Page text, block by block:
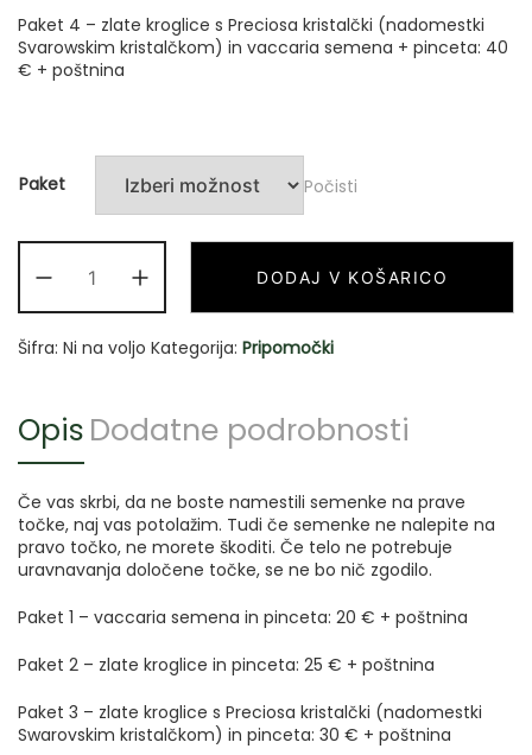
Paket 4 – zlate kroglice s Preciosa kristalčki (nadomestki
Svarowskim kristalčkom) in vaccaria semena + pinceta: 40
€ + poštnina
Paket Počisti
AurikuloBALANS
paket
men
DODAJ V KOŠARICO
Šifra: Ni na voljo Kategorija: Pripomočki
Opis Dodatne podrobnosti
Če vas skrbi, da ne boste namestili semenke na prave
točke, naj vas potolažim. Tudi če semenke ne nalepite na
pravo točko, ne morete škoditi. Če telo ne potrebuje
uravnavanja določene točke, se ne bo nič zgodilo.
Paket 1 – vaccaria semena in pinceta: 20 € + poštnina
Paket 2 – zlate kroglice in pinceta: 25 € + poštnina
Paket 3 – zlate kroglice s Preciosa kristalčki (nadomestki
Swarovskim kristalčkom) in pinceta: 30 € + poštnina